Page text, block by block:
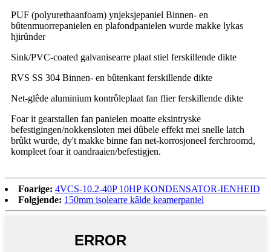
PUF (polyurethaanfoam) ynjeksjepaniel Binnen- en
bûtenmuorrepanielen en plafondpanielen wurde makke lykas
hjirûnder
Sink/PVC-coated galvanisearre plaat stiel ferskillende dikte
RVS SS 304 Binnen- en bûtenkant ferskillende dikte
Net-glêde aluminium kontrôleplaat fan flier ferskillende dikte
Foar it gearstallen fan panielen moatte eksintryske
befestigingen/nokkensloten mei dûbele effekt mei snelle latch
brûkt wurde, dy't makke binne fan net-korrosjoneel ferchroomd,
kompleet foar it oandraaien/befestigjen.
Foarige: 4VCS-10.2-40P 10HP KONDENSATOR-IENHEID
Folgjende: 150mm isolearre kâlde keamerpaniel